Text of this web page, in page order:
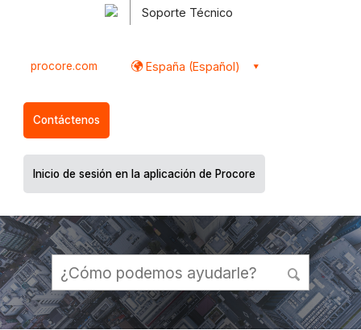
Soporte Técnico
procore.com España (Español)
Contáctenos
Inicio de sesión en la aplicación de Procore